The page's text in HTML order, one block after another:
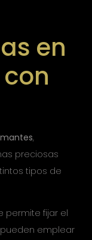
en
,
preciosas
tipos de
permite fijar el
emplear